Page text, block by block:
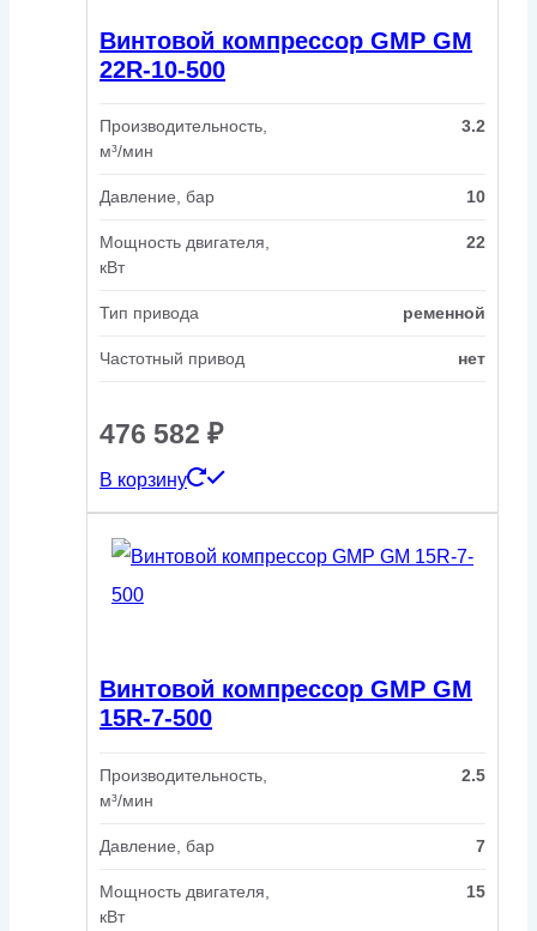
Винтовой компрессор GMP GM
22R-10-500
Производительность,
м³/мин
3.2
Давление, бар 10
Мощность двигателя,
кВт
22
Тип привода ременной
Частотный привод нет
476 582 ₽
В корзину
Винтовой компрессор GMP GM
15R-7-500
Производительность,
м³/мин
2.5
Давление, бар 7
Мощность двигателя,
кВт
15